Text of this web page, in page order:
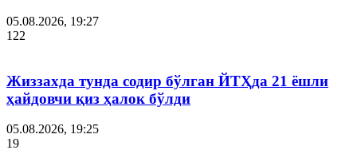
05.08.2026, 19:27
122
Жиззахда тунда содир бўлган ЙТҲда 21 ёшли
ҳайдовчи қиз ҳалок бўлди
05.08.2026, 19:25
19